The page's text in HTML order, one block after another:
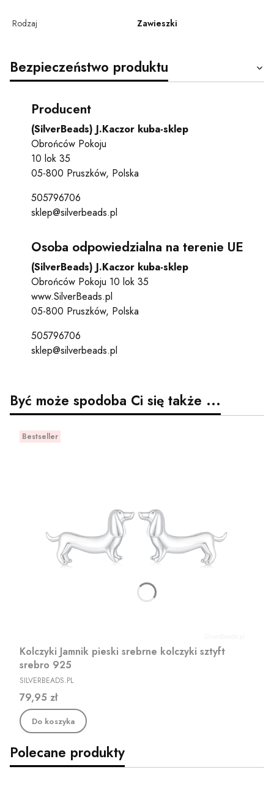
Rodzaj Zawieszki
Bezpieczeństwo produktu
Producent
(SilverBeads) J.Kaczor kuba-sklep
Obrońców Pokoju
10 lok 35
05-800 Pruszków, Polska
505796706
sklep@silverbeads.pl
Osoba odpowiedzialna na terenie UE
(SilverBeads) J.Kaczor kuba-sklep
Obrońców Pokoju 10 lok 35
www.SilverBeads.pl
05-800 Pruszków, Polska
505796706
sklep@silverbeads.pl
Być może spodoba Ci się także ...
Bestseller
Kolczyki Jamnik pieski srebrne kolczyki sztyft
srebro 925
PRODUCENT
SILVERBEADS.PL
Cena
79,95 zł
Do koszyka
Polecane produkty